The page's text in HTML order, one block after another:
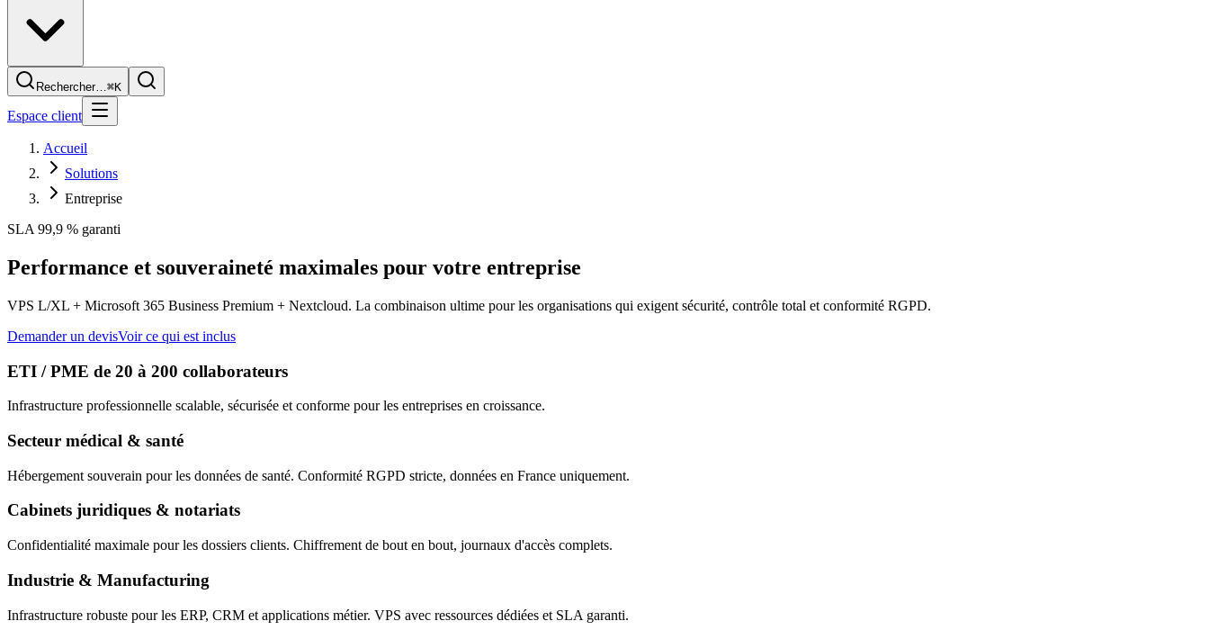
Rechercher…⌘K
Espace client
Accueil
Solutions
Entreprise
SLA 99,9 % garanti
Performance et souveraineté maximales pour votre entreprise
VPS L/XL + Microsoft 365 Business Premium + Nextcloud. La combinaison ultime pour les organisations qui exigent sécurité, contrôle total et conformité RGPD.
Demander un devisVoir ce qui est inclus
ETI / PME de 20 à 200 collaborateurs
Infrastructure professionnelle scalable, sécurisée et conforme pour les entreprises en croissance.
Secteur médical & santé
Hébergement souverain pour les données de santé. Conformité RGPD stricte, données en France uniquement.
Cabinets juridiques & notariats
Confidentialité maximale pour les dossiers clients. Chiffrement de bout en bout, journaux d'accès complets.
Industrie & Manufacturing
Infrastructure robuste pour les ERP, CRM et applications métier. VPS avec ressources dédiées et SLA garanti.